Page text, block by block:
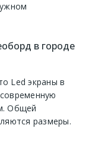
в городе
Led экраны в
Общей
размеры.